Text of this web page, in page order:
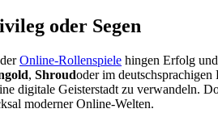
oder Segen
Online-Rollenspiele hingen Erfolg
, Shroudoder im deutschsprachigen
digitale Geisterstadt zu verwandeln.
moderner Online-Welten.